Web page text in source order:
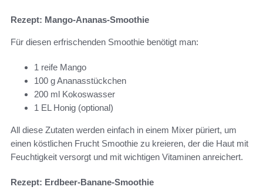
Rezept: Mango-Ananas-Smoothie
Für diesen erfrischenden Smoothie benötigt man:
1 reife Mango
100 g Ananasstückchen
200 ml Kokoswasser
1 EL Honig (optional)
All diese Zutaten werden einfach in einem Mixer püriert, um
einen köstlichen Frucht Smoothie zu kreieren, der die Haut mit
Feuchtigkeit versorgt und mit wichtigen Vitaminen anreichert.
Rezept: Erdbeer-Banane-Smoothie